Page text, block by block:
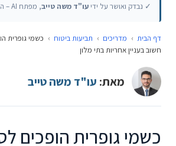
✓ נבדק ואושר על ידי עו"ד משה טייב, מפתח AI – האוניברסיטה העברית
דף הבית › מדריכים › תביעות ביטוח › כשמי גופרית
חשוב בעניין אחריות בתי מלון
מאת: עו"ד משה טייב
כשמי גופרית הופכים